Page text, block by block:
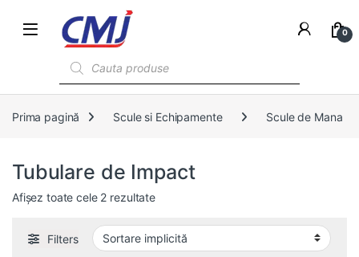
0
Prima pagină Scule si Echipamente Scule de Mana
Tubulare de Impact
Afișez toate cele 2 rezultate
Filters